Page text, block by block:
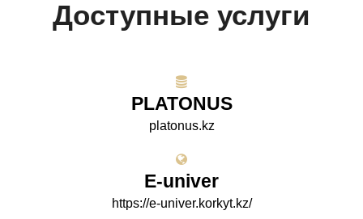
Доступные услуги
PLATONUS
platonus.kz
E-univer
https://e-univer.korkyt.kz/